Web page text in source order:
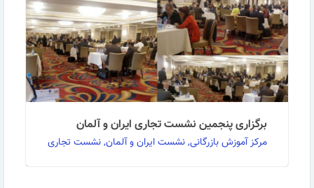
برگزاری پنجمین نشست تجاری ایران و آلمان
مرکز آموزش بازرگانی, نشست ایران و آلمان, نشست تجاری